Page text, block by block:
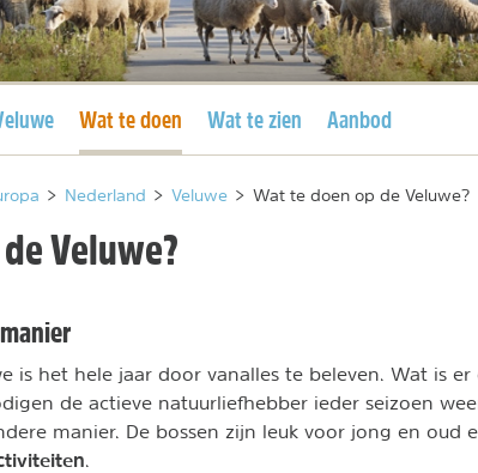
pagina
Huidige pagina
Wat te doen Wat te zien Aanbod
> Nederland > Veluwe > Wat te doen op de Veluwe?
Veluwe?
is het hele jaar door vanalles te beleven. Wat is er
de actieve natuurliefhebber ieder seizoen
manier. De bossen zijn leuk voor jong en oud
.